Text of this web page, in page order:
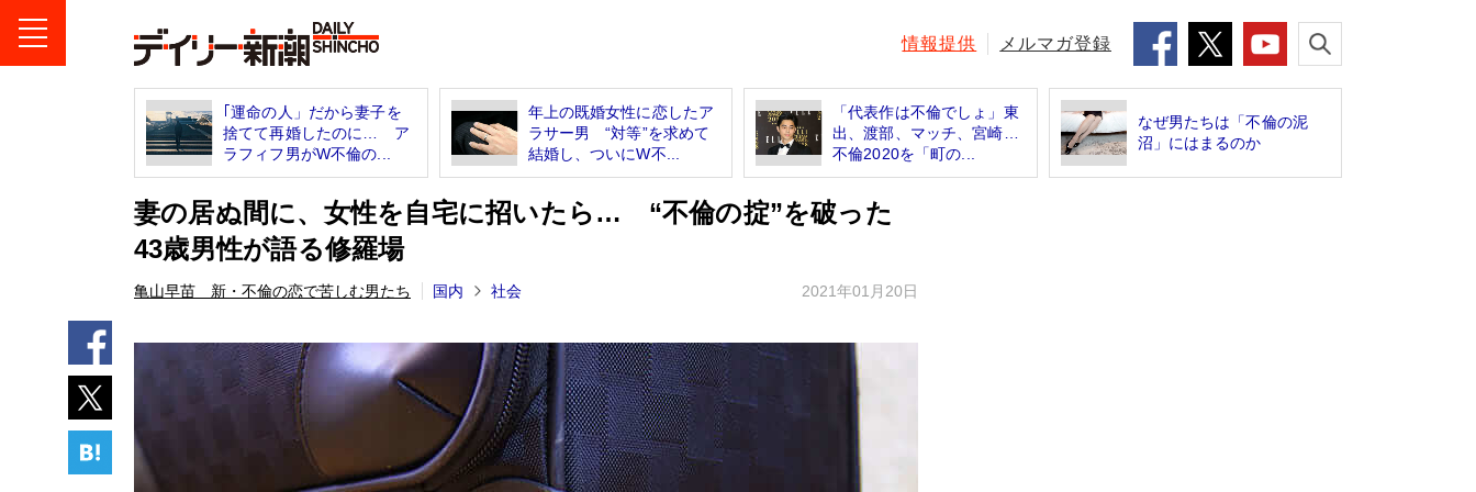
情報提供 メルマガ登録
｢運命の人」だから妻子を
捨てて再婚したのに… ア
ラフィフ男がW不倫の...
年上の既婚女性に恋したア
ラサー男 “対等”を求めて
結婚し、ついにW不...
「代表作は不倫でしょ」東
出、渡部、マッチ、宮崎…
不倫2020を「町の...
なぜ男たちは「不倫の泥
沼」にはまるのか
妻の居ぬ間に、女性を自宅に招いたら… “不倫の掟”を破った
43歳男性が語る修羅場
亀山早苗 新・不倫の恋で苦しむ男たち 国内 社会 2021年01月20日